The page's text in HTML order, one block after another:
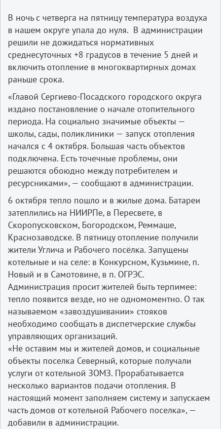
В ночь с четверга на пятницу температура воздуха
в нашем округе упала до нуля. В администрации
решили не дожидаться нормативных
среднесуточных +8 градусов в течение 5 дней и
включить отопление в многоквартирных домах
раньше срока.
«Главой Сергиево-Посадского городского округа
издано постановление о начале отопительного
периода. На социально значимые объекты —
школы, сады, поликлиники — запуск отопления
начался с 4 октября. Большая часть объектов
подключена. Есть точечные проблемы, они
решаются обоюдно между потребителем и
ресурсниками», — сообщают в администрации.
6 октября тепло пошло и в жилые дома. Батареи
затеплились на НИИРПе, в Пересвете, в
Скоропусковском, Богородском, Реммаше,
Краснозаводске. В пятницу отопление получили
жители Углича и Рабочего посёлка. Запущены
котельные и на селе: в Конкурсном, Кузьмине, п.
Новый и в Самотовине, в п. ОГРЭС.
Администрация просит жителей быть терпимее:
тепло появится везде, но не одномоментно. О так
называемом «завоздушивании» стояков
необходимо сообщать в диспетчерские службы
управляющих организаций.
«Не оставим мы и жителей домов, и социальные
объекты поселка Северный, которые получали
услуги от котельной ЗОМЗ. Прорабатывается
несколько вариантов подачи отопления. В
настоящий момент заполняем систему и запускаем
часть домов от котельной Рабочего поселка», —
добавили в администрации.